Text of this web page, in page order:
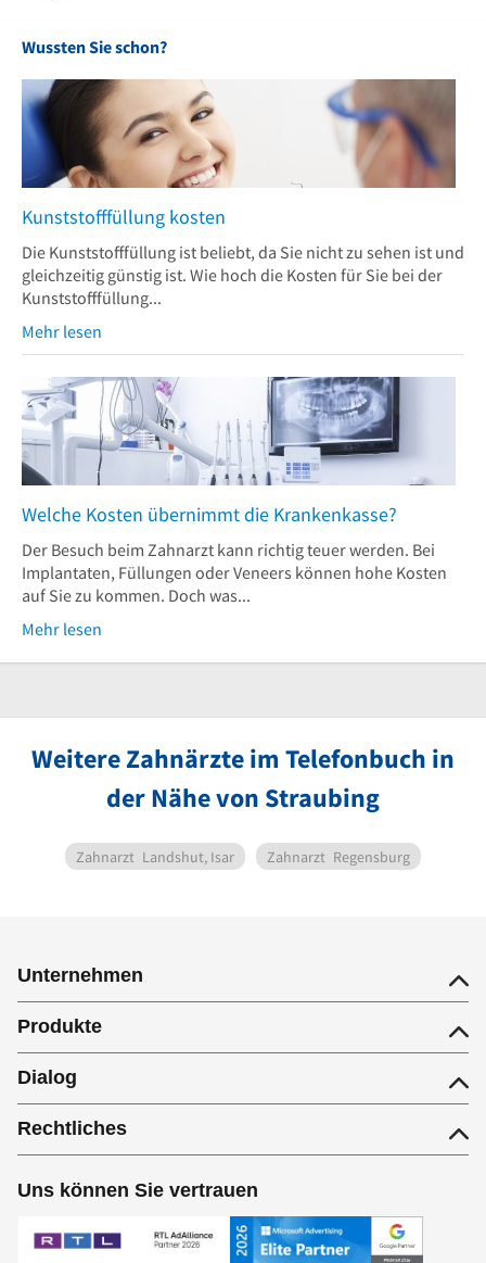
Wussten Sie schon?
Kunststofffüllung kosten
Die Kunststofffüllung ist beliebt, da Sie nicht zu sehen ist und
gleichzeitig günstig ist. Wie hoch die Kosten für Sie bei der
Kunststofffüllung...
Mehr lesen
Welche Kosten übernimmt die Krankenkasse?
Der Besuch beim Zahnarzt kann richtig teuer werden. Bei
Implantaten, Füllungen oder Veneers können hohe Kosten
auf Sie zu kommen. Doch was...
Mehr lesen
Weitere Zahnärzte im Telefonbuch in
der Nähe von Straubing
Zahnarzt Landshut, Isar Zahnarzt Regensburg
Unternehmen
Produkte
Dialog
Rechtliches
Uns können Sie vertrauen